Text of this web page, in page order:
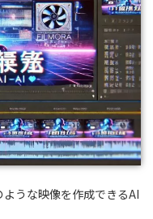
うな映像を作成できるAI